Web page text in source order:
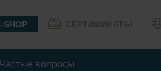
SHOP
Частые вопросы